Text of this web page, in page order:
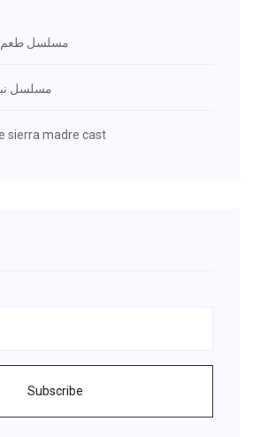
مسلسل طعم
مسلسل
sierra madre cast
Subscribe